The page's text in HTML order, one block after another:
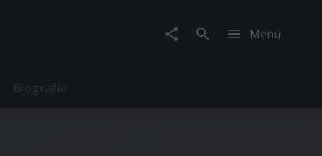
Menu
Biografie